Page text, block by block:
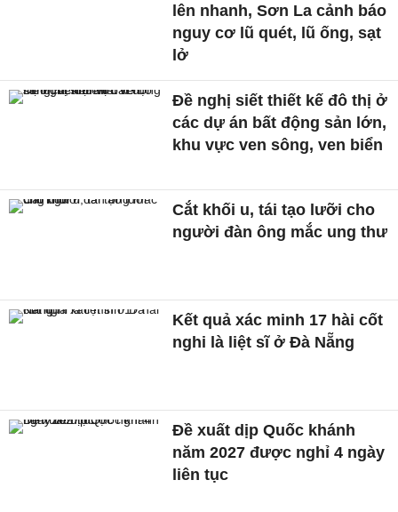
lên nhanh, Sơn La cảnh báo
nguy cơ lũ quét, lũ ống, sạt
lở
Đề nghị siết thiết kế đô thị ở
các dự án bất động sản lớn,
khu vực ven sông, ven biển
Cắt khối u, tái tạo lưỡi cho
người đàn ông mắc ung thư
Kết quả xác minh 17 hài cốt
nghi là liệt sĩ ở Đà Nẵng
Đề xuất dịp Quốc khánh
năm 2027 được nghỉ 4 ngày
liên tục